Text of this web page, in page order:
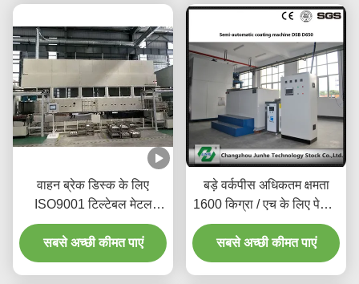
वाहन ब्रेक डिस्क के लिए
ISO9001 टिल्टेबल मेटल
कोटिंग लाइनating
सबसे अच्छी कीमत पाएं
बड़े वर्कपीस अधिकतम क्षमता
1600 किग्रा / एच के लिए पेशेवर
धातु कोटिंग लाइन
सबसे अच्छी कीमत पाएं